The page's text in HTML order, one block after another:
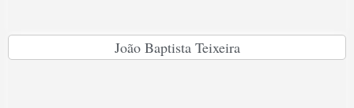
João Baptista Teixeira